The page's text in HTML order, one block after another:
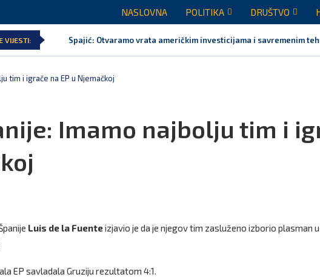
NASLOVNA POLITIKA DRUŠTVO
VIJESTI: Spajić: Otvaramo vrata američkim investicijama i savremenim
tim i igrače na EP u Njemačkoj
Imamo najbolju tim i
Luis de la Fuenteizjavio je da je njegov tim zasluženo izborio plasman
EP savladala Gruziju rezultatom 4:1.